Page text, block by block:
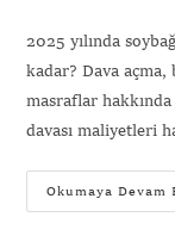
2025 yılında
kadar? Dava
masraflar
davası maliyetleri
Okumaya Devam